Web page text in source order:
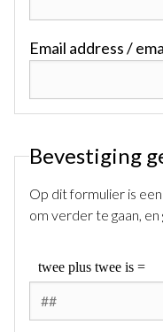
Email address /
Bevestiging
Op dit formulier is
om verder te gaan,